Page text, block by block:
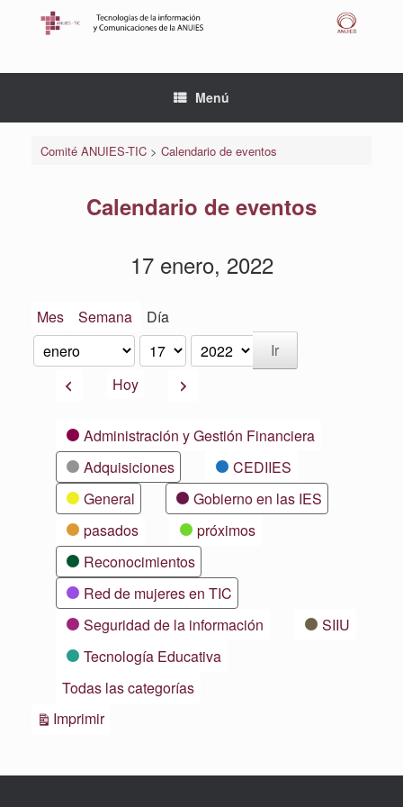
Menú
Comité ANUIES-TIC> Calendario de eventos
Calendario de eventos
17 enero, 2022
Mes Semana Día
Mes
Día
Año
AnteriorHoy Siguiente
CategoríasAdministración y Gestión Financiera
Adquisiciones
CEDIIES
General
Gobierno en las IES
pasados
próximos
Reconocimientos
Red de mujeres en TIC
Seguridad de la información
SIIU
Tecnología Educativa
Todas las categorías
ImprimirVistas